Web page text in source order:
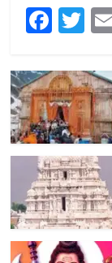
F
a
c
e
b
o
o
k
T
w
itt
er